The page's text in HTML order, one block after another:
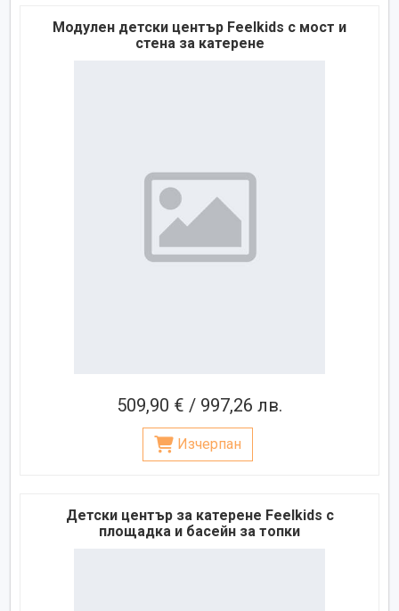
Модулен детски център Feelkids с мост и
стена за катерене
509,90 € / 997,26 лв.
Изчерпан
Детски център за катерене Feelkids с
площадка и басейн за топки